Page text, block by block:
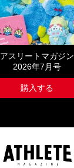
アスリートマガジン
2026年7月号
購入する